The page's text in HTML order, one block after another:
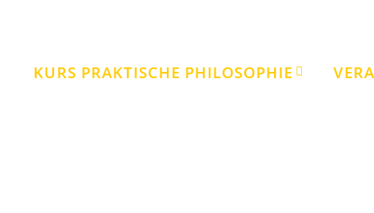
KURS PRAKTISCHE PHILOSOPHIE